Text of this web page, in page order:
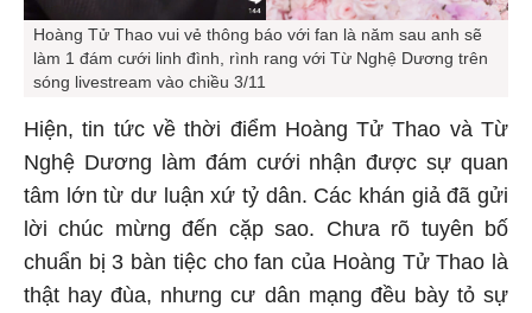
Hoàng Tử Thao vui vẻ thông báo với fan là năm sau anh sẽ
làm 1 đám cưới linh đình, rình rang với Từ Nghệ Dương trên
sóng livestream vào chiều 3/11
Hiện, tin tức về thời điểm Hoàng Tử Thao và Từ
Nghệ Dương làm đám cưới nhận được sự quan
tâm lớn từ dư luận xứ tỷ dân. Các khán giả đã gửi
lời chúc mừng đến cặp sao. Chưa rõ tuyên bố
chuẩn bị 3 bàn tiệc cho fan của Hoàng Tử Thao là
thật hay đùa, nhưng cư dân mạng đều bày tỏ sự